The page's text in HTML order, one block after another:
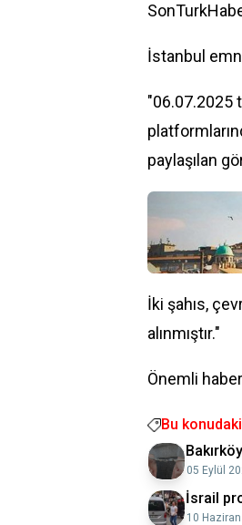
İstanbul
"06.07.2025
paylaşılan
İki şahıs,
alınmıştır."
Önemli
Bu
05 Eylül
İsrail
10